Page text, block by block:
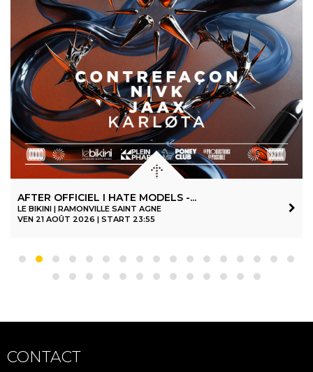
AFTER OFFICIEL I HATE MODELS -...
LE BIKINI | RAMONVILLE SAINT AGNE
VEN 21 AOÛT 2026 | START 23:55
CONTACT